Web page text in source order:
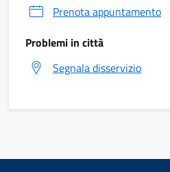
Prenota appuntamento
Problemi in città
Segnala disservizio